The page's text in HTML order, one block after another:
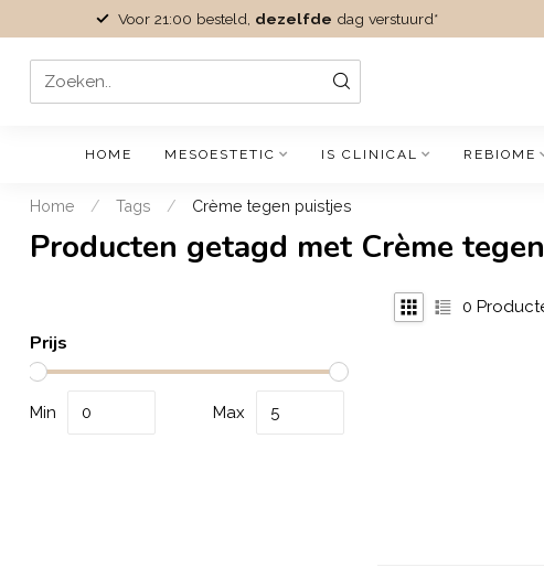
Voor 21:00 besteld, dezelfde dag verstuurd*
HOME MESOESTETIC IS CLINICAL REBIOME
Home / Tags / Crème tegen puistjes
Producten getagd met Crème
Prijs
Min Max
0